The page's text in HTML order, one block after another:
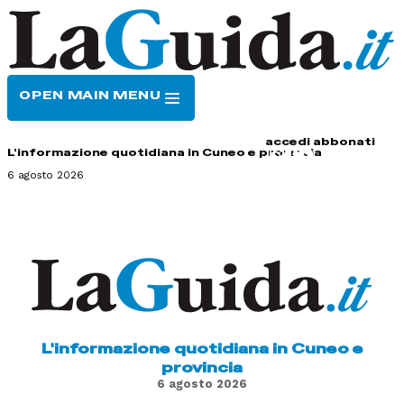
OPEN MAIN MENU
accedi abbonati
L'informazione quotidiana in Cuneo e provincia
6 agosto 2026
L'informazione quotidiana in Cuneo e
provincia
6 agosto 2026